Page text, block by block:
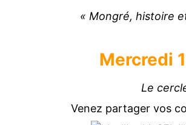
« Mongré, histoire
Mercredi
Le
Venez partager vos